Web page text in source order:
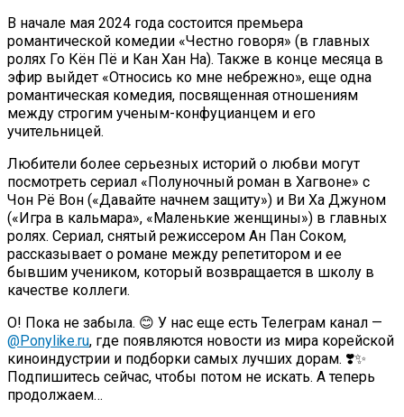
В начале мая 2024 года состоится премьера
романтической комедии «Честно говоря» (в главных
ролях Го Кён Пё и Кан Хан На). Также в конце месяца в
эфир выйдет «Относись ко мне небрежно», еще одна
романтическая комедия, посвященная отношениям
между строгим ученым-конфуцианцем и его
учительницей.
Любители более серьезных историй о любви могут
посмотреть сериал «Полуночный роман в Хагвоне» с
Чон Рё Вон («Давайте начнем защиту») и Ви Ха Джуном
(«Игра в кальмара», «Маленькие женщины») в главных
ролях. Сериал, снятый режиссером Ан Пан Соком,
рассказывает о романе между репетитором и ее
бывшим учеником, который возвращается в школу в
качестве коллеги.
О! Пока не забыла. 😊 У нас еще есть Телеграм канал —
@Ponylike.ru, где появляются новости из мира корейской
киноиндустрии и подборки самых лучших дорам. ❣️✨
Подпишитесь сейчас, чтобы потом не искать. А теперь
продолжаем…